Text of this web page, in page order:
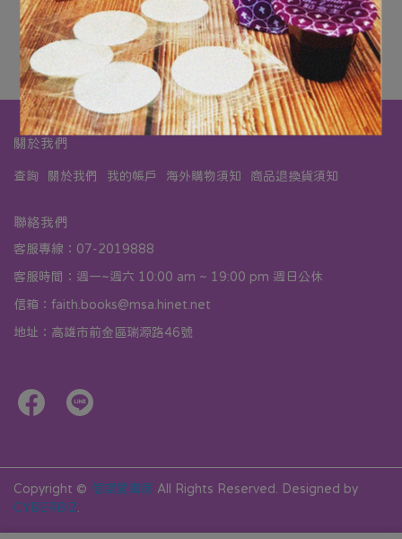
NT$790
加入購物車
關於我們
查詢 關於我們 我的帳戶 海外購物須知 商品退換貨須知
聯絡我們
客服專線：07-2019888
客服時間：週一~週六 10:00 am ~ 19:00 pm 週日公休
信箱：faith.books@msa.hinet.net
地址：高雄市前金區瑞源路46號
Copyright © 信望愛書房 All Rights Reserved.
Designed by
CYBERBIZ